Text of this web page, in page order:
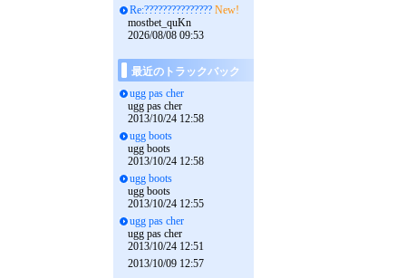
Re:??????????????? New!
mostbet_quKn
2026/08/08 09:53
最近のトラックバック
ugg pas cher
ugg pas cher
2013/10/24 12:58
ugg boots
ugg boots
2013/10/24 12:58
ugg boots
ugg boots
2013/10/24 12:55
ugg pas cher
ugg pas cher
2013/10/24 12:51
2013/10/09 12:57